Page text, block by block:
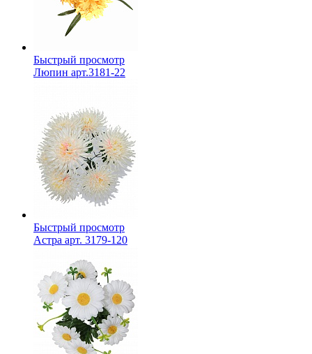
Быстрый просмотр
Люпин арт.3181-22
Быстрый просмотр
Астра арт. 3179-120